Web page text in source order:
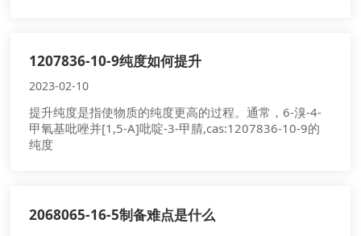
1207836-10-9纯度如何提升
2023-02-10
提升纯度是指使物质的纯度更高的过程。通常，6-溴-4-
甲氧基吡唑并[1,5-A]吡啶-3-甲腈,cas:1207836-10-9的
纯度
2068065-16-5制备难点是什么